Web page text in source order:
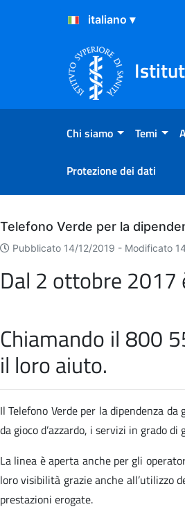
Salta al Contenuto
Salta al Footer
Chi siamo Temi
Protezione dei dati
Archivio
Telefono Verde per la
Pubblicato 14/12/2019 - Modificato
Dal 2 ottobre 2017
Chiamando il 800
il loro aiuto.
Il Telefono Verde per la dipendenza
da gioco d’azzardo, i servizi in grado
La linea è aperta anche per gli
loro visibilità grazie anche all’utilizzo
prestazioni erogate.